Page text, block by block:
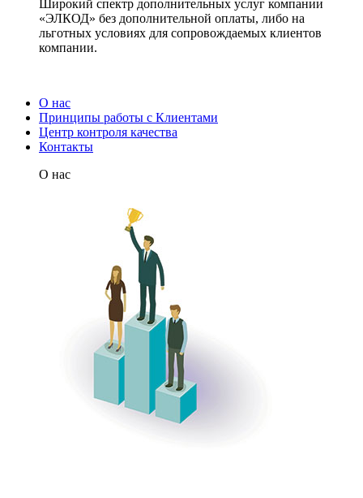
Широкий спектр дополнительных услуг компании
«ЭЛКОД» без дополнительной оплаты, либо на
льготных условиях для сопровождаемых клиентов
компании.
О нас
Принципы работы с Клиентами
Центр контроля качества
Контакты
О нас